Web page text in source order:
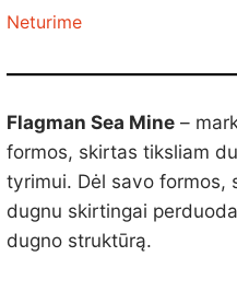
Neturime
Flagman Sea Mine –
formos, skirtas tiksliam
tyrimui. Dėl savo formos,
dugnu skirtingai
dugno struktūrą.